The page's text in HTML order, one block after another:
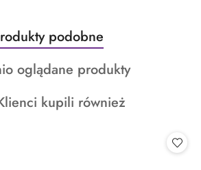
produktówpodobne
oglądane produkty
kupili również